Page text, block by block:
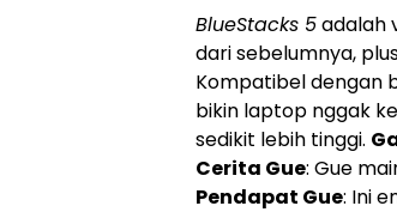
BlueStacks 5adalah
dari sebelumnya,
Kompatibel dengan
bikin laptop nggak
sedikit lebih tinggi.
Cerita Gue: Gue
Pendapat Gue: Ini